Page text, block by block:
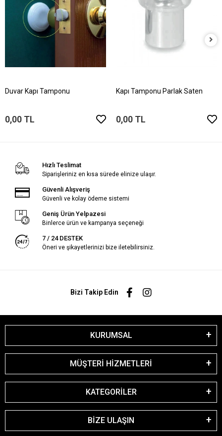
Duvar Kapı Tamponu
0,00 TL
Kapı Tamponu Parlak Saten
0,00 TL
Hızlı Teslimat
Siparişleriniz en kısa sürede elinize ulaşır.
Güvenli Alışveriş
Güvenli ve kolay ödeme sistemi
Geniş Ürün Yelpazesi
Binlerce ürün ve kampanya seçeneği
7 / 24 DESTEK
Öneri ve şikayetlerinizi bize iletebilirsiniz.
Bizi Takip Edin
KURUMSAL
MÜŞTERİ HİZMETLERİ
KATEGORİLER
BİZE ULAŞIN